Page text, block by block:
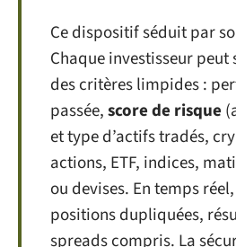
Ce dispositif séduit par
Chaque investisseur peut
des critères limpides :
passée,score de risque
et type d’actifs tradés,
actions, ETF, indices,
ou devises. En temps
positions dupliquées,
spreads compris. La